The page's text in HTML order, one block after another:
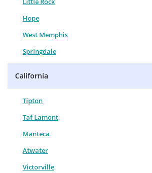
Hope
West Memphis
Springdale
California
Tipton
Taf Lamont
Manteca
Atwater
Victorville